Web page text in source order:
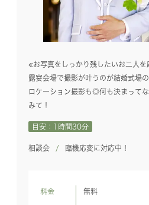
≪お写真をしっかり残したいお二人
露宴会場で撮影が叶うのが結婚式場
ロケーション撮影も◎何も決まって
みて！
目安：1時間30分
相談会 臨機応変に対応中！
料金 無料